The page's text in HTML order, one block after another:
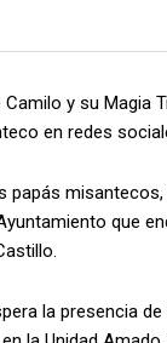
y su Magia
en redes
que
la presencia